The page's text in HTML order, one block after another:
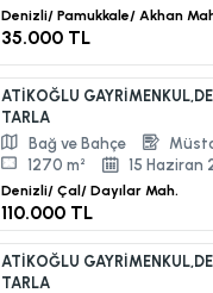
Denizli/ Pamukkale/ Akhan
35.000 TL
ATİKOĞLU
TARLA
Bağ ve Bahçe
1270 m²
15 Haziran
Denizli/ Çal/ Dayılar Mah.
110.000 TL
ATİKOĞLU
TARLA